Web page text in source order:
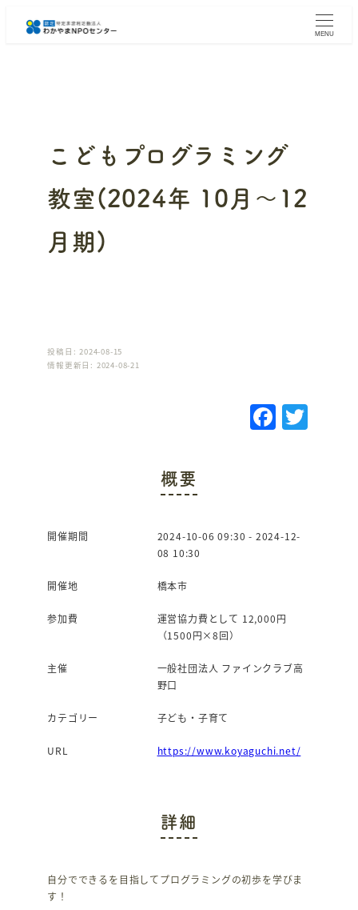
MENU
こどもプログラミング
教室(2024年 10月～12
月期)
投稿日: 2024-08-15
情報更新日: 2024-08-21
F
a
o
T
概要
開催期間
2024-10-06 09:30 - 2024-12-
08 10:30
開催地 橋本市
参加費
運営協力費として 12,000円
（1500円×8回）
主催
一般社団法人 ファインクラブ高
野口
カテゴリー 子ども・子育て
URL https://www.koyaguchi.net/
詳細
自分でできるを目指してプログラミングの初歩を学びま
す！